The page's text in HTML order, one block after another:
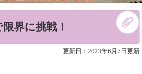
界に挑戦！
更新日：2023年6月7日更新